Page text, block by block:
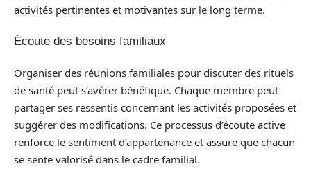
activités pertinentes et motivantes sur le long terme.
Écoute des besoins familiaux
Organiser des réunions familiales pour discuter des rituels
de santé peut s’avérer bénéfique. Chaque membre peut
partager ses ressentis concernant les activités proposées et
suggérer des modifications. Ce processus d’écoute active
renforce le sentiment d’appartenance et assure que chacun
se sente valorisé dans le cadre familial.